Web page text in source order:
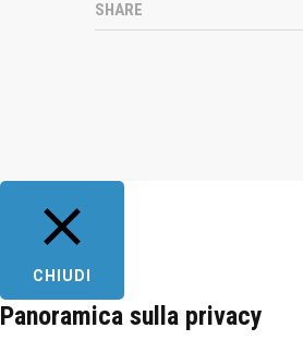
SHARE
CHIUDI
Panoramica sulla privacy